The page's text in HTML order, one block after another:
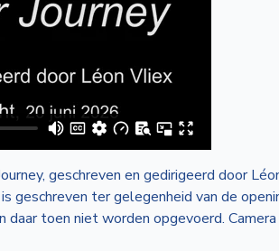
geschreven en gedirigeerd door
geschreven ter gelegenheid van de
daar toen niet worden opgevoerd.